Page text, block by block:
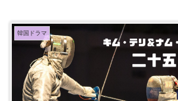
韓国ドラマ